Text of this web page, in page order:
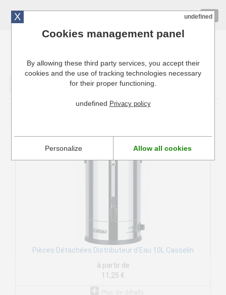
Cuisinresto: Ustensiles de cuisine pour professionnels
Pièces Détachées Distributeur d'Eau 10L Casselin
à partir de
11,25 €
X undefined
Cookies management panel
By allowing these third party services, you accept their
cookies and the use of tracking technologies necessary
for their proper functioning.
undefined Privacy policy
Personalize Allow all cookies